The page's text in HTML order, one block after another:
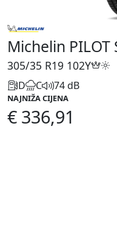
Michelin PILOT
305/35 R19 102Y
D C 74 dB
NAJNIŽA CIJENA
€ 336,91